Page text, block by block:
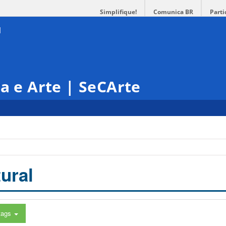
Simplifique! Comunica BR
e Arte | SeCArte